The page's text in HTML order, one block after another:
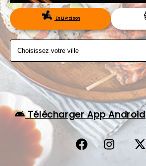
RÉSERVATIONEn Livraison
Télécharger App Android